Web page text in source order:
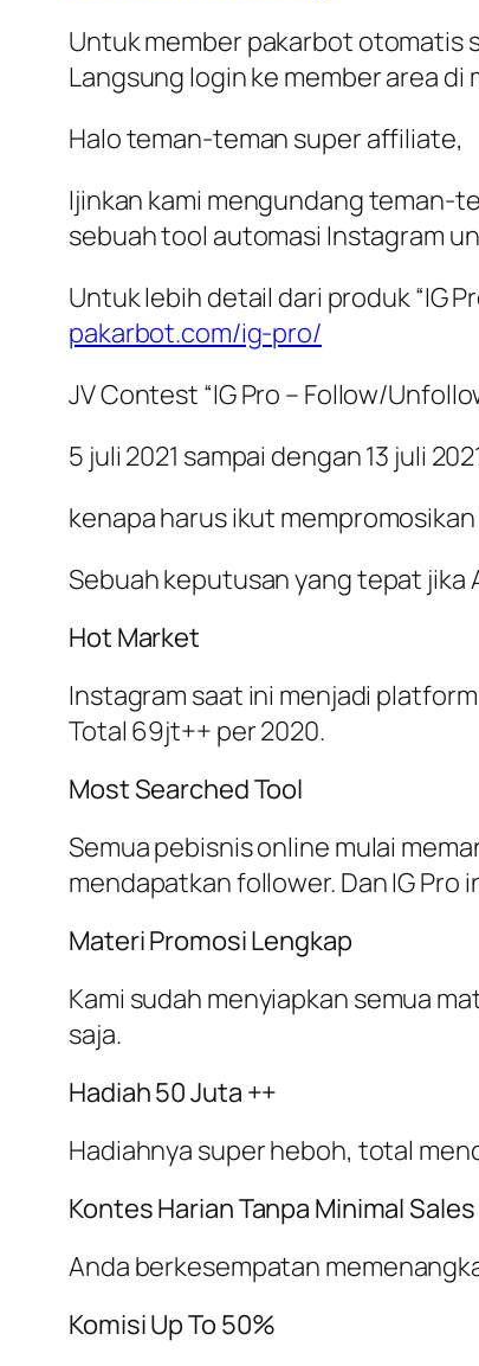
Untuk member pakarbot otomatis
Langsung login ke member area
Halo teman-teman super affiliate,
Ijinkan kami mengundang teman-
sebuah tool automasi Instagram
Untuk lebih detail dari produk “IG
pakarbot.com/ig-pro/
JV Contest “IG Pro – Follow/
5 juli 2021 sampai dengan 13 juli
kenapa harus ikut mempromosikan
Sebuah keputusan yang tepat jika
Hot Market
Instagram saat ini menjadi
Total 69jt++ per 2020.
Most Searched Tool
Semua pebisnis online mulai
mendapatkan follower. Dan IG Pro
Materi Promosi Lengkap
Kami sudah menyiapkan semua
saja.
Hadiah 50 Juta ++
Hadiahnya super heboh, total
Kontes Harian Tanpa Minimal Sales
Anda berkesempatan
Komisi Up To 50%